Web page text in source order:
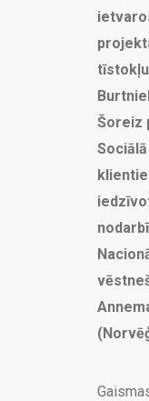
Šoreiz